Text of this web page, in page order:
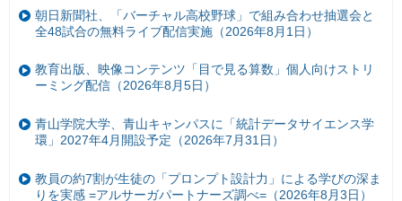
朝日新聞社、「バーチャル高校野球」で組み合わせ抽選会と
全48試合の無料ライブ配信実施（2026年8月1日）
教育出版、映像コンテンツ「目で見る算数」個人向けストリ
ーミング配信（2026年8月5日）
青山学院大学、青山キャンパスに「統計データサイエンス学
環」2027年4月開設予定（2026年7月31日）
教員の約7割が生徒の「プロンプト設計力」による学びの深ま
りを実感 =アルサーガパートナーズ調べ=（2026年8月3日）